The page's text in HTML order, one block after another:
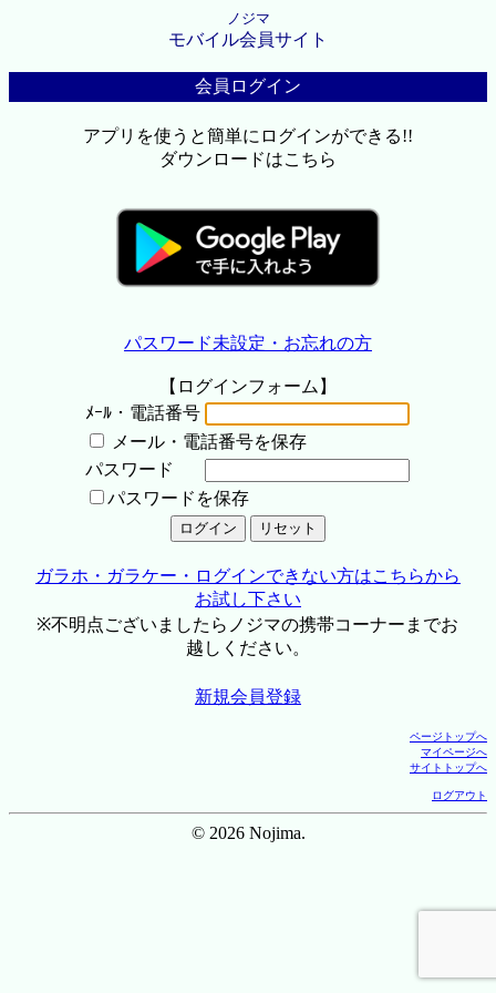
ノジマ
モバイル会員サイト
会員ログイン
アプリを使うと簡単にログインができる!!
ダウンロードはこちら
パスワード未設定・お忘れの方
【ログインフォーム】
ﾒｰﾙ・電話番号
メール・電話番号を保存
パスワード
パスワードを保存
ガラホ・ガラケー・ログインできない方はこちらから
お試し下さい
※不明点ございましたらノジマの携帯コーナーまでお
越しください。
新規会員登録
ページトップへ
マイページへ
サイトトップへ
ログアウト
© 2026 Nojima.